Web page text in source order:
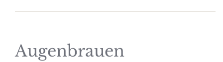
Augenbrauen